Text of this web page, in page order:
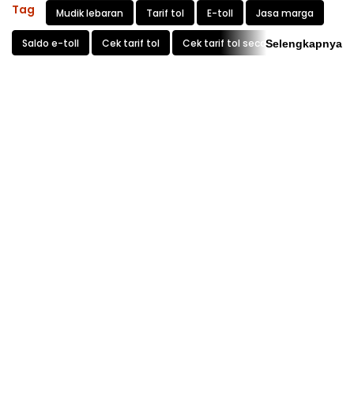
Tag Mudik lebaran Tarif tol E-toll Jasa marga
Saldo e-toll Cek tarif tol Cek tarif tol secara online
Selengkapnya